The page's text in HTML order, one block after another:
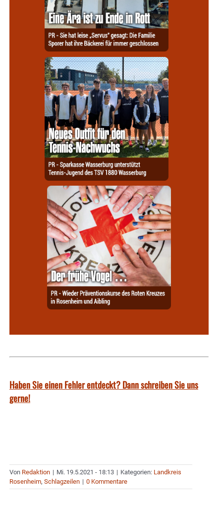
Haben Sie einen Fehler entdeckt? Dann schreiben Sie uns
gerne!
Von Redaktion | Mi. 19.5.2021 - 18:13 | Kategorien: Landkreis
Rosenheim, Schlagzeilen | 0 Kommentare